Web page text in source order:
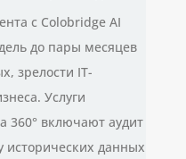
с Colobridge AI
до пары месяцев
зрелости IT-
Услуги
360° включают аудит
исторических данных